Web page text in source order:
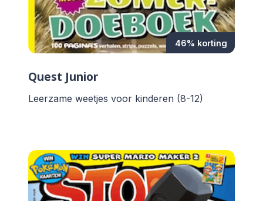
46% korting
Quest Junior
Leerzame weetjes voor kinderen (8-12)